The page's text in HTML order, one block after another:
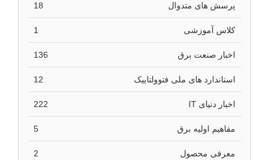
پرسش های متدوال 18
کلاس آموزشی 1
اخبار صنعت برق 136
استاندارد های ملی فتوولتاییک 12
اخبار دنیای IT 222
مفاهیم اولیه برق 5
معرفی محصول 2